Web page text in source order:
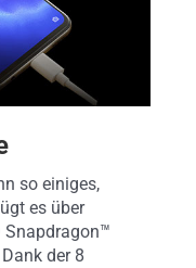
so einiges,
es über
der 8